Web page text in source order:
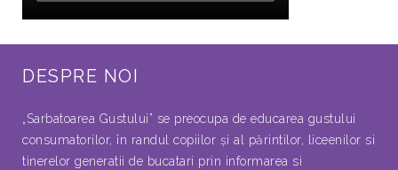
DESPRE NOI
„Sarbatoarea Gustului” se preocupa de educarea gustului
consumatorilor, în randul copiilor şi al părintilor, liceenilor si
tinerelor generatii de bucatari prin informarea si